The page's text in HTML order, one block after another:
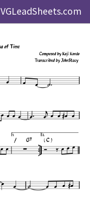
VGLeadSheets.com